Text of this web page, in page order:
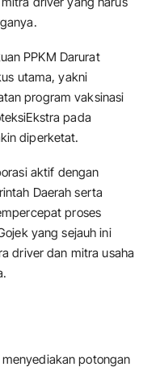
PPKM Darurat
utama, yakni
program vaksinasi
pada
diperketat.
aktif dengan
Daerah serta
proses
yang sejauh ini
driver dan mitra usaha
potongan